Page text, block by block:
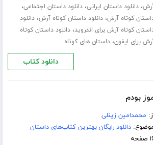
،دانلود داستان ایرانی،دانلود داستان اجتماعی،
کوتاه آرش،دانلود داستان کوتاه آرش،دانلود
کوتاه آرش برای اندروید،دانلود داستان کوتاه
برای ایفون،داستان های کوتاه
دانلود کتاب
بودم
محمدامین زینلی
دانلود رایگان بهترین کتاب‌های داستان